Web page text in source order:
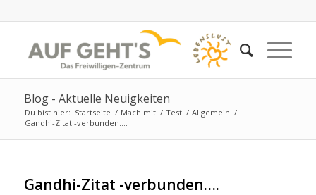
Blog - Aktuelle Neuigkeiten
Du bist hier: Startseite / Mach mit / Test / Allgemein /
Gandhi-Zitat -verbunden….
Gandhi-Zitat -verbunden….